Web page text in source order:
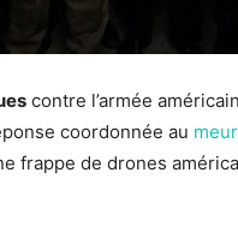
contre l’armée
coordonnée au
frappe de drones